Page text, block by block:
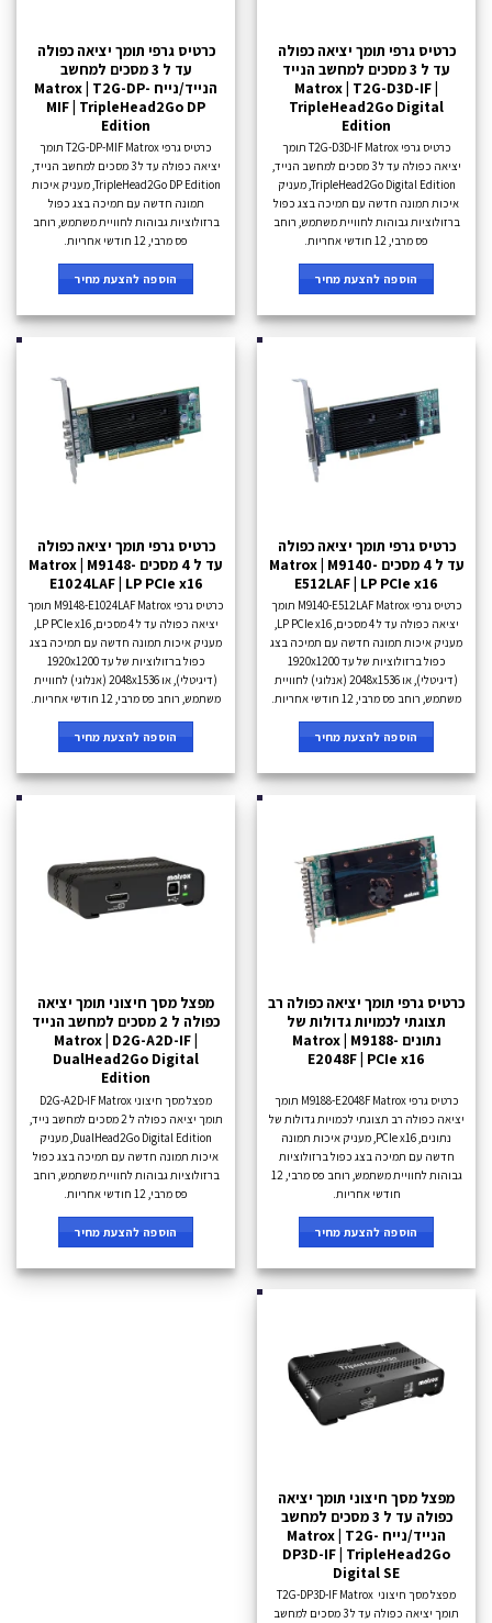
כרטיס גרפי תומך יציאה כפולה
עד ל 3 מסכים למחשב הנייד
Matrox | T2G-D3D-IF |
TripleHead2Go Digital
Edition
כרטיס גרפי T2G-D3D-IF Matrox תומך
יציאה כפולה עד ל 3 מסכים למחשב הנייד,
TripleHead2Go Digital Edition, מעניק
איכות תמונה חדשה עם תמיכה בצג כפול
ברזולוציות גבוהות לחוויית משתמש, רוחב
פס מרבי, 12 חודשי אחריות.
הוספה להצעת מחיר
כרטיס גרפי תומך יציאה כפולה
עד ל 3 מסכים למחשב
הנייד/נייח Matrox | T2G-DP-
MIF | TripleHead2Go DP
Edition
כרטיס גרפי T2G-DP-MIF Matrox תומך
יציאה כפולה עד ל 3 מסכים למחשב הנייד,
TripleHead2Go DP Edition, מעניק איכות
תמונה חדשה עם תמיכה בצג כפול
ברזולוציות גבוהות לחוויית משתמש, רוחב
פס מרבי, 12 חודשי אחריות.
הוספה להצעת מחיר
כרטיס גרפי תומך יציאה כפולה
עד ל 4 מסכים Matrox | M9140-
E512LAF | LP PCIe x16
כרטיס גרפי M9140-E512LAF Matrox תומך
יציאה כפולה עד ל 4 מסכים, LP PCIe x16,
מעניק איכות תמונה חדשה עם תמיכה בצג
כפול ברזולוציות של עד 1920x1200
(דיגיטלי), או 2048x1536 (אנלוגי) לחוויית
משתמש, רוחב פס מרבי, 12 חודשי אחריות.
הוספה להצעת מחיר
כרטיס גרפי תומך יציאה כפולה
עד ל 4 מסכים Matrox | M9148-
E1024LAF | LP PCIe x16
כרטיס גרפי M9148-E1024LAF Matrox תומך
יציאה כפולה עד ל 4 מסכים, LP PCIe x16,
מעניק איכות תמונה חדשה עם תמיכה בצג
כפול ברזולוציות של עד 1920x1200
(דיגיטלי), או 2048x1536 (אנלוגי) לחוויית
משתמש, רוחב פס מרבי, 12 חודשי אחריות.
הוספה להצעת מחיר
כרטיס גרפי תומך יציאה כפולה רב
תצוגתי לכמויות גדולות של
נתונים Matrox | M9188-
E2048F | PCIe x16
כרטיס גרפי M9188-E2048F Matrox תומך
יציאה כפולה רב תצוגתי לכמויות גדולות של
נתונים, PCIe x16, מעניק איכות תמונה
חדשה עם תמיכה בצג כפול ברזולוציות
גבוהות לחוויית משתמש, רוחב פס מרבי, 12
חודשי אחריות.
הוספה להצעת מחיר
מפצל מסך חיצוני תומך יציאה
כפולה ל 2 מסכים למחשב הנייד
Matrox | D2G-A2D-IF |
DualHead2Go Digital
Edition
מפצל מסך חיצוני D2G-A2D-IF Matrox
תומך יציאה כפולה ל 2 מסכים למחשב נייד,
DualHead2Go Digital Edition, מעניק
איכות תמונה חדשה עם תמיכה בצג כפול
ברזולוציות גבוהות לחוויית משתמש, רוחב
פס מרבי, 12 חודשי אחריות.
הוספה להצעת מחיר
מפצל מסך חיצוני תומך יציאה
כפולה עד ל 3 מסכים למחשב
הנייד/נייח Matrox | T2G-
DP3D-IF | TripleHead2Go
Digital SE
מפצל מסך חיצוני T2G-DP3D-IF Matrox
תומך יציאה כפולה עד ל 3 מסכים למחשב